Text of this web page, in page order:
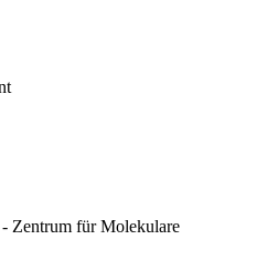
Zentrum für Molekulare